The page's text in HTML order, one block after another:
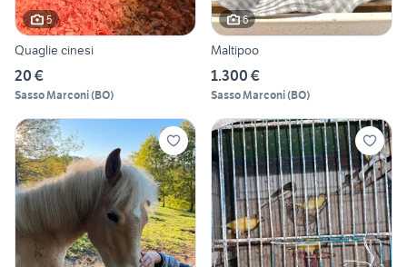
5
Quaglie cinesi
20 €
Sasso Marconi(BO)
6
Maltipoo
1.300 €
Sasso Marconi(BO)